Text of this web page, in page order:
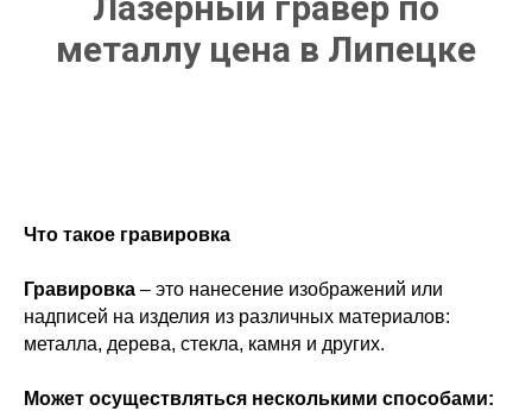
металлу цена в Липецке
Что такое гравировка
Гравировка – это нанесение изображений или
надписей на изделия из различных материалов:
металла, дерева, стекла, камня и других.
Может осуществляться несколькими способами: